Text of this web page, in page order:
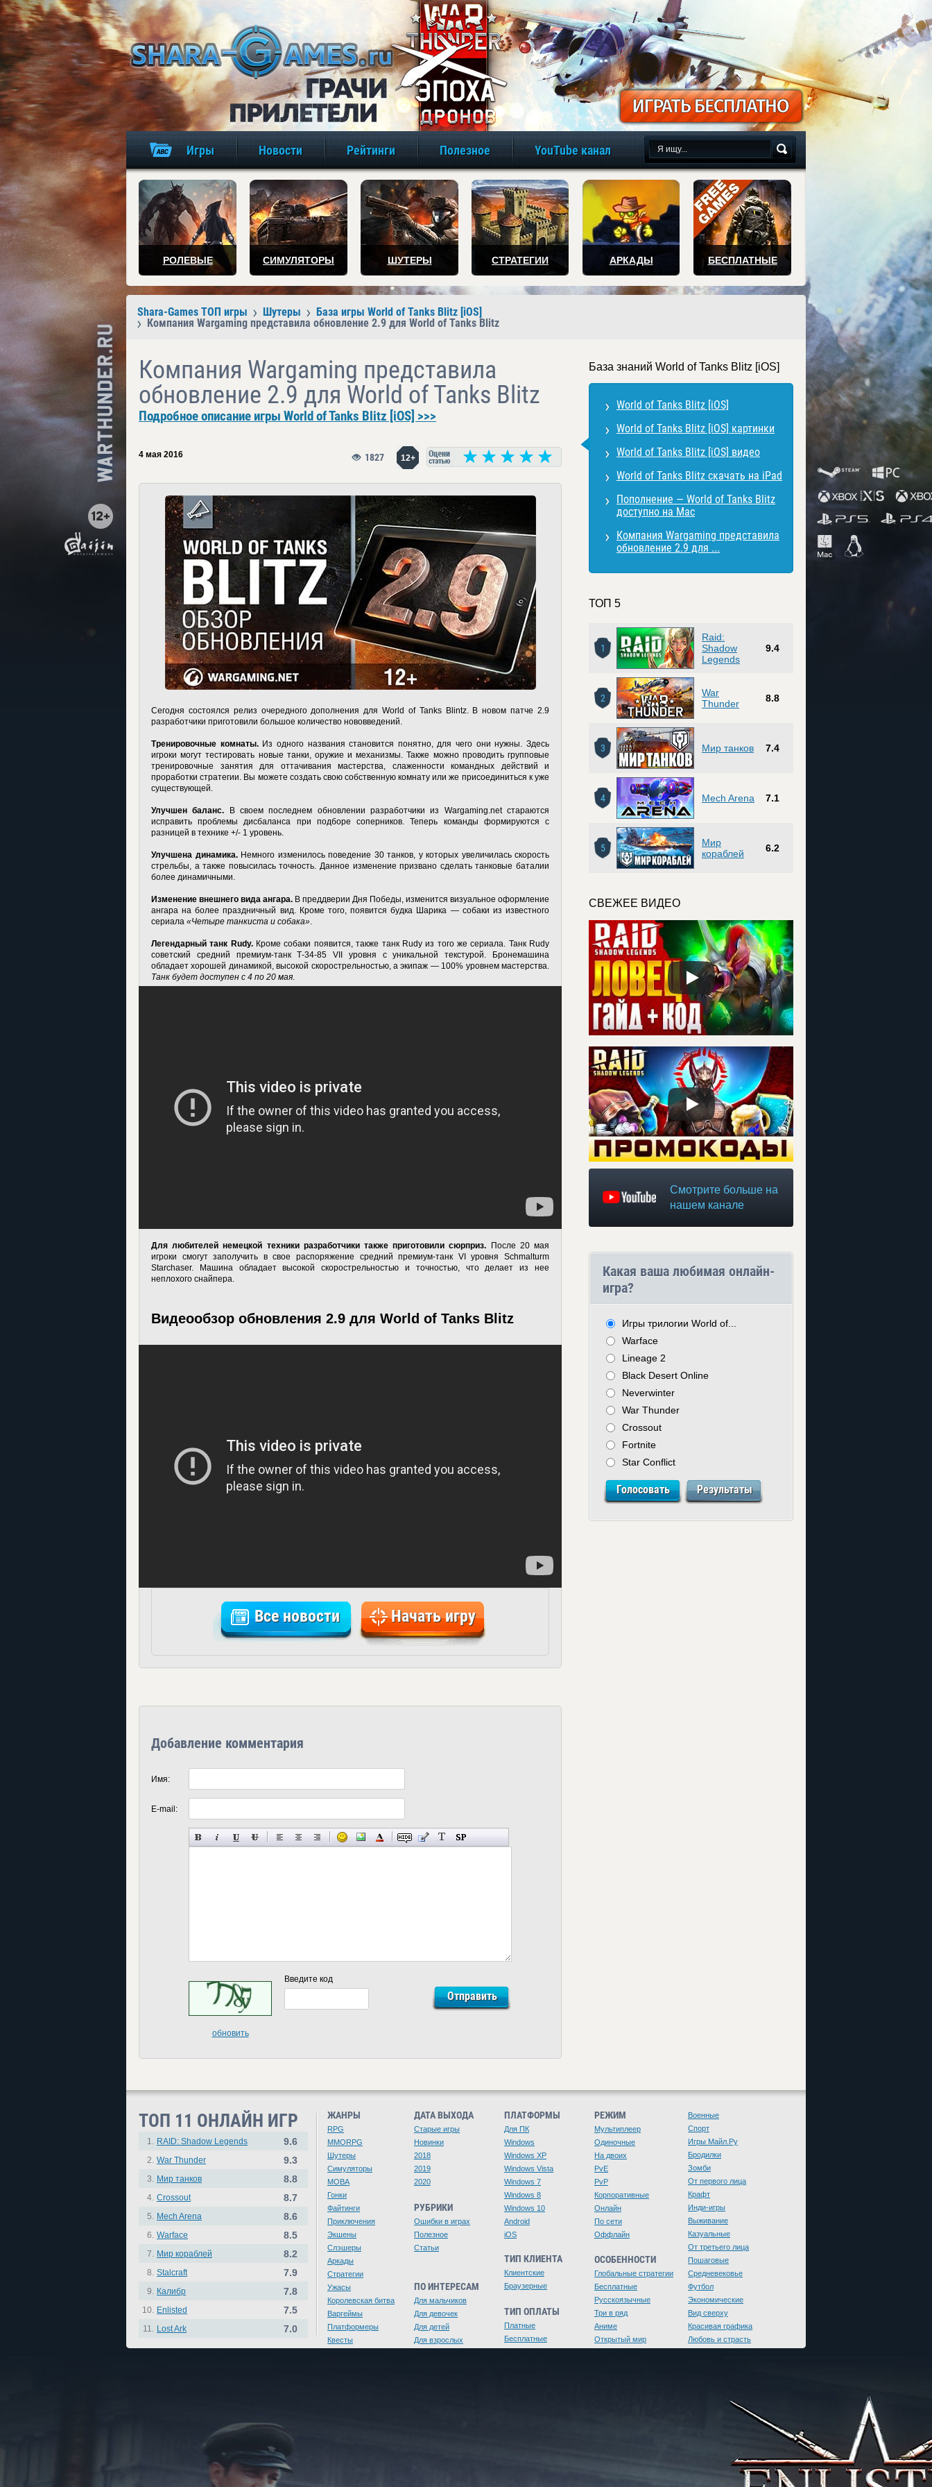
игры онлайн бесплатно
Игры Новости Рейтинги Полезное YouTube канал
РОЛЕВЫЕ СИМУЛЯТОРЫ ШУТЕРЫ СТРАТЕГИИ АРКАДЫ БЕСПЛАТНЫЕ
Shara-Games ТОП игры Шутеры
База игры World of Tanks Blitz [iOS]
Компания Wargaming представила обновление 2.9 для World of Tanks Blitz
Компания Wargaming представила
обновление 2.9 для World of Tanks Blitz
Подробное описание игры World of Tanks Blitz [iOS] >>>
4 мая 2016 12+
1827
Сегодня состоялся релиз очередного дополнения для World of Tanks Blintz. В новом патче 2.9
разработчики приготовили большое количество нововведений.
Тренировочные комнаты.Из одного названия становится понятно, для чего они нужны. Здесь
игроки могут тестировать новые танки, оружие и механизмы. Также можно проводить групповые
тренировочные занятия для оттачивания мастерства, слаженности командных действий и
проработки стратегии. Вы можете создать свою собственную комнату или же присоединиться к уже
существующей.
Улучшен баланс. В своем последнем обновлении разработчики из Wargaming.net стараются
исправить проблемы дисбаланса при подборе соперников. Теперь команды формируются с
разницей в технике +/- 1 уровень.
Улучшена динамика.Немного изменилось поведение 30 танков, у которых увеличилась скорость
стрельбы, а также повысилась точность. Данное изменение призвано сделать танковые баталии
более динамичными.
Изменение внешнего вида ангара. В преддверии Дня Победы, изменится визуальное оформление
ангара на более праздничный вид. Кроме того, появится будка Шарика — собаки из известного
сериала «Четыре танкиста и собака».
Легендарный танк Rudy.Кроме собаки появится, также танк Rudy из того же сериала. Танк Rudy
советский средний премиум-танк Т-34-85 VII уровня с уникальной текстурой. Бронемашина
обладает хорошей динамикой, высокой скорострельностью, а экипаж — 100% уровнем мастерства.
Танк будет доступен с 4 по 20 мая.
Для любителей немецкой техники разработчики также приготовили сюрприз. После 20 мая
игроки смогут заполучить в свое распоряжение средний премиум-танк VI уровня Schmalturm
Starchaser. Машина обладает высокой скорострельностью и точностью, что делает из нее
неплохого снайпера.
Видеообзор обновления 2.9 для World of Tanks Blitz
Все новости Начать игру
Добавление комментария
Имя:
E-mail:
обновить
Введите код
База знаний World of Tanks Blitz [iOS]
World of Tanks Blitz [iOS]
World of Tanks Blitz [iOS] картинки
World of Tanks Blitz [iOS] видео
World of Tanks Blitz скачать на iPad
Пополнение — World of Tanks Blitz
доступно на Mac
Компания Wargaming представила
обновление 2.9 для ...
ТОП 5
1
Raid:
Shadow
Legends
9.4
2
War
Thunder
8.8
3 Мир танков 7.4
4 Mech Arena 7.1
5
Мир
кораблей
6.2
СВЕЖЕЕ ВИДЕО
Смотрите больше на
нашем канале
Какая ваша любимая онлайн-
игра?
Игры трилогии World of...
Warface
Lineage 2
Black Desert Online
Neverwinter
War Thunder
Crossout
Fortnite
Star Conflict
ТОП 11 ОНЛАЙН ИГР
1. RAID: Shadow Legends 9.6
2. War Thunder 9.3
3. Мир танков 8.8
4. Crossout 8.7
5. Mech Arena 8.6
6. Warface 8.5
7. Мир кораблей 8.2
8. Stalcraft 7.9
9. Калибр 7.8
10. Enlisted 7.5
11. Lost Ark 7.0
ЖАНРЫ
RPG
MMORPG
Шутеры
Симуляторы
MOBA
Гонки
Файтинги
Приключения
Экшены
Слэшеры
Аркады
Стратегии
Ужасы
Королевская битва
Варгеймы
Платформеры
Квесты
ДАТА ВЫХОДА
Старые игры
Новинки
2018
2019
2020
РУБРИКИ
Ошибки в играх
Полезное
Статьи
ПО ИНТЕРЕСАМ
Для мальчиков
Для девочек
Для детей
Для взрослых
ПЛАТФОРМЫ
Для ПК
Windows
Windows XP
Windows Vista
Windows 7
Windows 8
Windows 10
Android
iOS
ТИП КЛИЕНТА
Клиентские
Браузерные
ТИП ОПЛАТЫ
Платные
Бесплатные
РЕЖИМ
Мультиплеер
Одиночные
На двоих
PvE
PvP
Корпоративные
Онлайн
По сети
Оффлайн
ОСОБЕННОСТИ
Глобальные стратегии
Бесплатные
Русскоязычные
Три в ряд
Аниме
Открытый мир
Военные
Спорт
Игры Майл.Ру
Бродилки
Зомби
От первого лица
Крафт
Инди-игры
Выживание
Казуальные
От третьего лица
Пошаговые
Средневековье
Футбол
Экономические
Вид сверху
Красивая графика
Любовь и страсть